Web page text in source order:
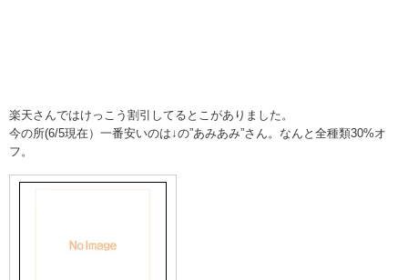
楽天さんではけっこう割引してるとこがありました。
今の所(6/5現在）一番安いのは↓の”あみあみ”さん。なんと全種類30%オ
フ。